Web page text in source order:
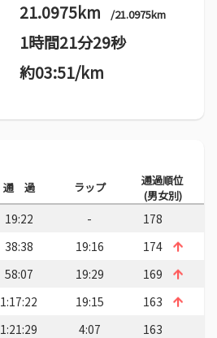
21.0975km /21.0975km
1時間21分29秒
約03:51/km
通 過 ラップ
通過順位
(男女別)
19:22 -
178
38:38 19:16
174
58:07 19:29
169
1:17:22 19:15
163
1:21:29 4:07 163